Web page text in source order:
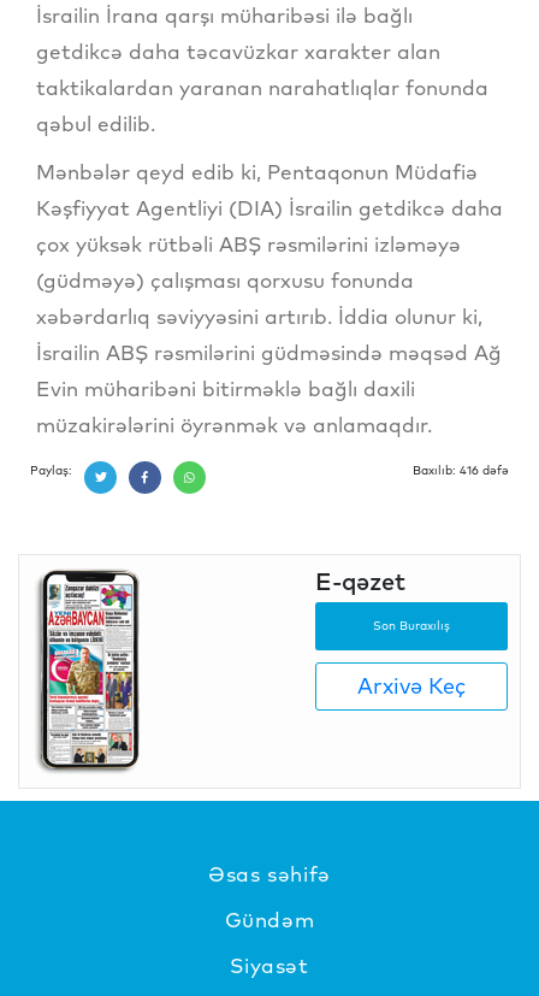
İsrailin İrana qarşı müharibəsi ilə bağlı
getdikcə daha təcavüzkar xarakter alan
taktikalardan yaranan narahatlıqlar fonunda
qəbul edilib.
Mənbələr qeyd edib ki, Pentaqonun Müdafiə
Kəşfiyyat Agentliyi (DIA) İsrailin getdikcə daha
çox yüksək rütbəli ABŞ rəsmilərini izləməyə
(güdməyə) çalışması qorxusu fonunda
xəbərdarlıq səviyyəsini artırıb. İddia olunur ki,
İsrailin ABŞ rəsmilərini güdməsində məqsəd Ağ
Evin müharibəni bitirməklə bağlı daxili
müzakirələrini öyrənmək və anlamaqdır.
Paylaş: Baxılıb: 416 dəfə
E-qəzet
Son Buraxılış
Arxivə Keç
Əsas səhifə
Gündəm
Siyasət